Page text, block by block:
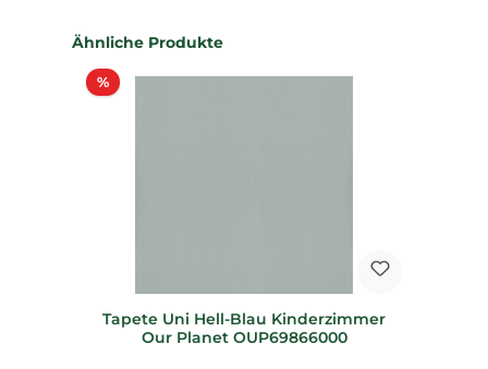
Produktgalerie überspringen
Ähnliche Produkte
%Rabatt
Tapete Uni Hell-Blau Kinderzimmer
Our Planet OUP69866000